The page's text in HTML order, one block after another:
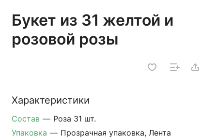
Букет из 31 желтой и
розовой розы
Характеристики
Состав — Роза 31 шт.
Упаковка — Прозрачная упаковка, Лента